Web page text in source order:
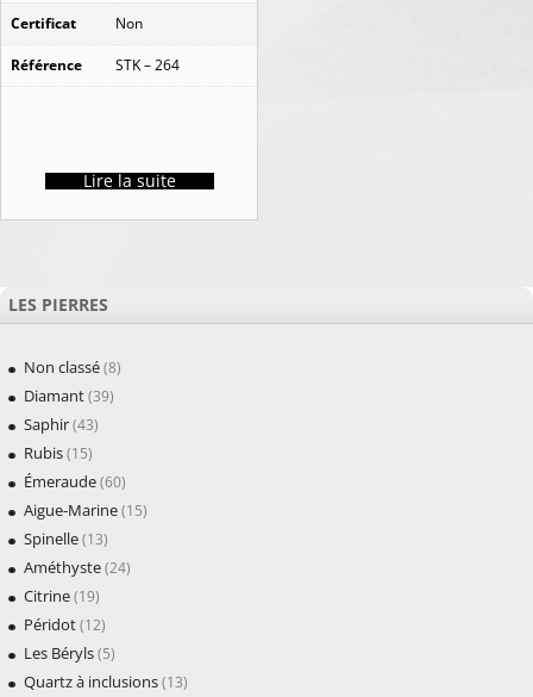
Certificat Non
Référence STK – 264
Lire la suite
LES PIERRES
Non classé(8)
Diamant(39)
Saphir(43)
Rubis(15)
Émeraude(60)
Aigue-Marine(15)
Spinelle(13)
Améthyste(24)
Citrine(19)
Péridot(12)
Les Béryls(5)
Quartz à inclusions(13)